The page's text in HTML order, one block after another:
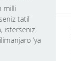
milli
tatil
isterseniz
‘ya